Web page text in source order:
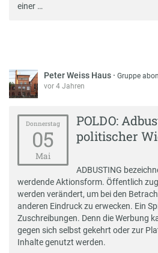
einer …
Peter Weiss Haus ·Gruppe
vor 4 Jahren
Donnerstag
05
Mai
POLDO:
politischer
ADBUSTING
werdende Aktionsform. Öffentlich
werden verändert, um bei den
anderen Eindruck zu erwecken. Ein
Zuschreibungen. Denn die Werbung
gegen sich selbst gekehrt oder zur
Inhalte genutzt werden.